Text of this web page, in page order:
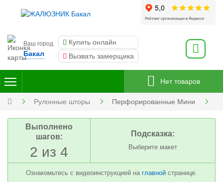
Ваш город
Бакал
Купить онлайн
Вызвать замерщика
Нет товаров
Рулонные шторы Перфорированные Мини
Выполнено
шагов:
2 из 4
Подсказка:
Выберите макет
Ознакомьтесь с видеоинструкцией на главной странице.